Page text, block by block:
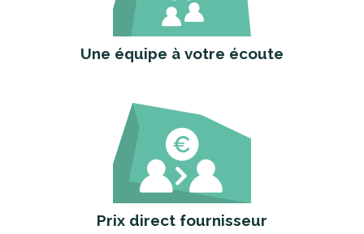
Une équipe à votre écoute
Prix direct fournisseur